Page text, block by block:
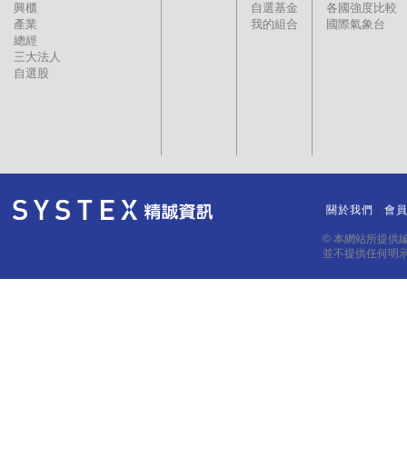
興櫃
產業
總經
三大法人
自選股
自選基金
我的組合
各國強度比較
國際氣象台
關於我們 會
© 本網站所提供
並不提供任何明